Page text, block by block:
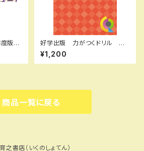
度版
～3
さ
好学出版 力がつくドリル 漢
字 小学５年 2026年度版
新品完全セット ISBN：B0D3
CK22P7 ISBN-10：B0D3C
¥1,200
商品一覧に戻る
之書店（いくのしょてん）